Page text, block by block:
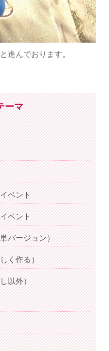
進んでおります。
ーマ
ベント
ベント
バージョン）
く作る）
以外）